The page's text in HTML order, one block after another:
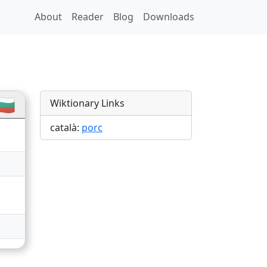
About Reader Blog Downloads
Wiktionary Links
català: porc